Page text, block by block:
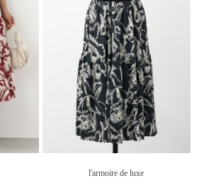
l'armoire de luxe